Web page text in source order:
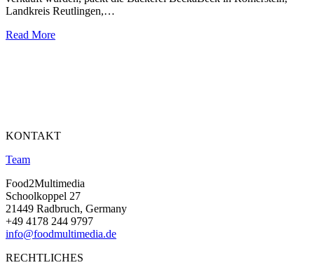
Landkreis Reutlingen,…
Read More
KONTAKT
Team
Food2Multimedia
Schoolkoppel 27
21449 Radbruch, Germany
+49 4178 244 9797
info@foodmultimedia.de
RECHTLICHES